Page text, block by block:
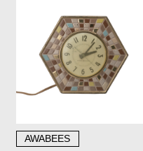
AWABEES